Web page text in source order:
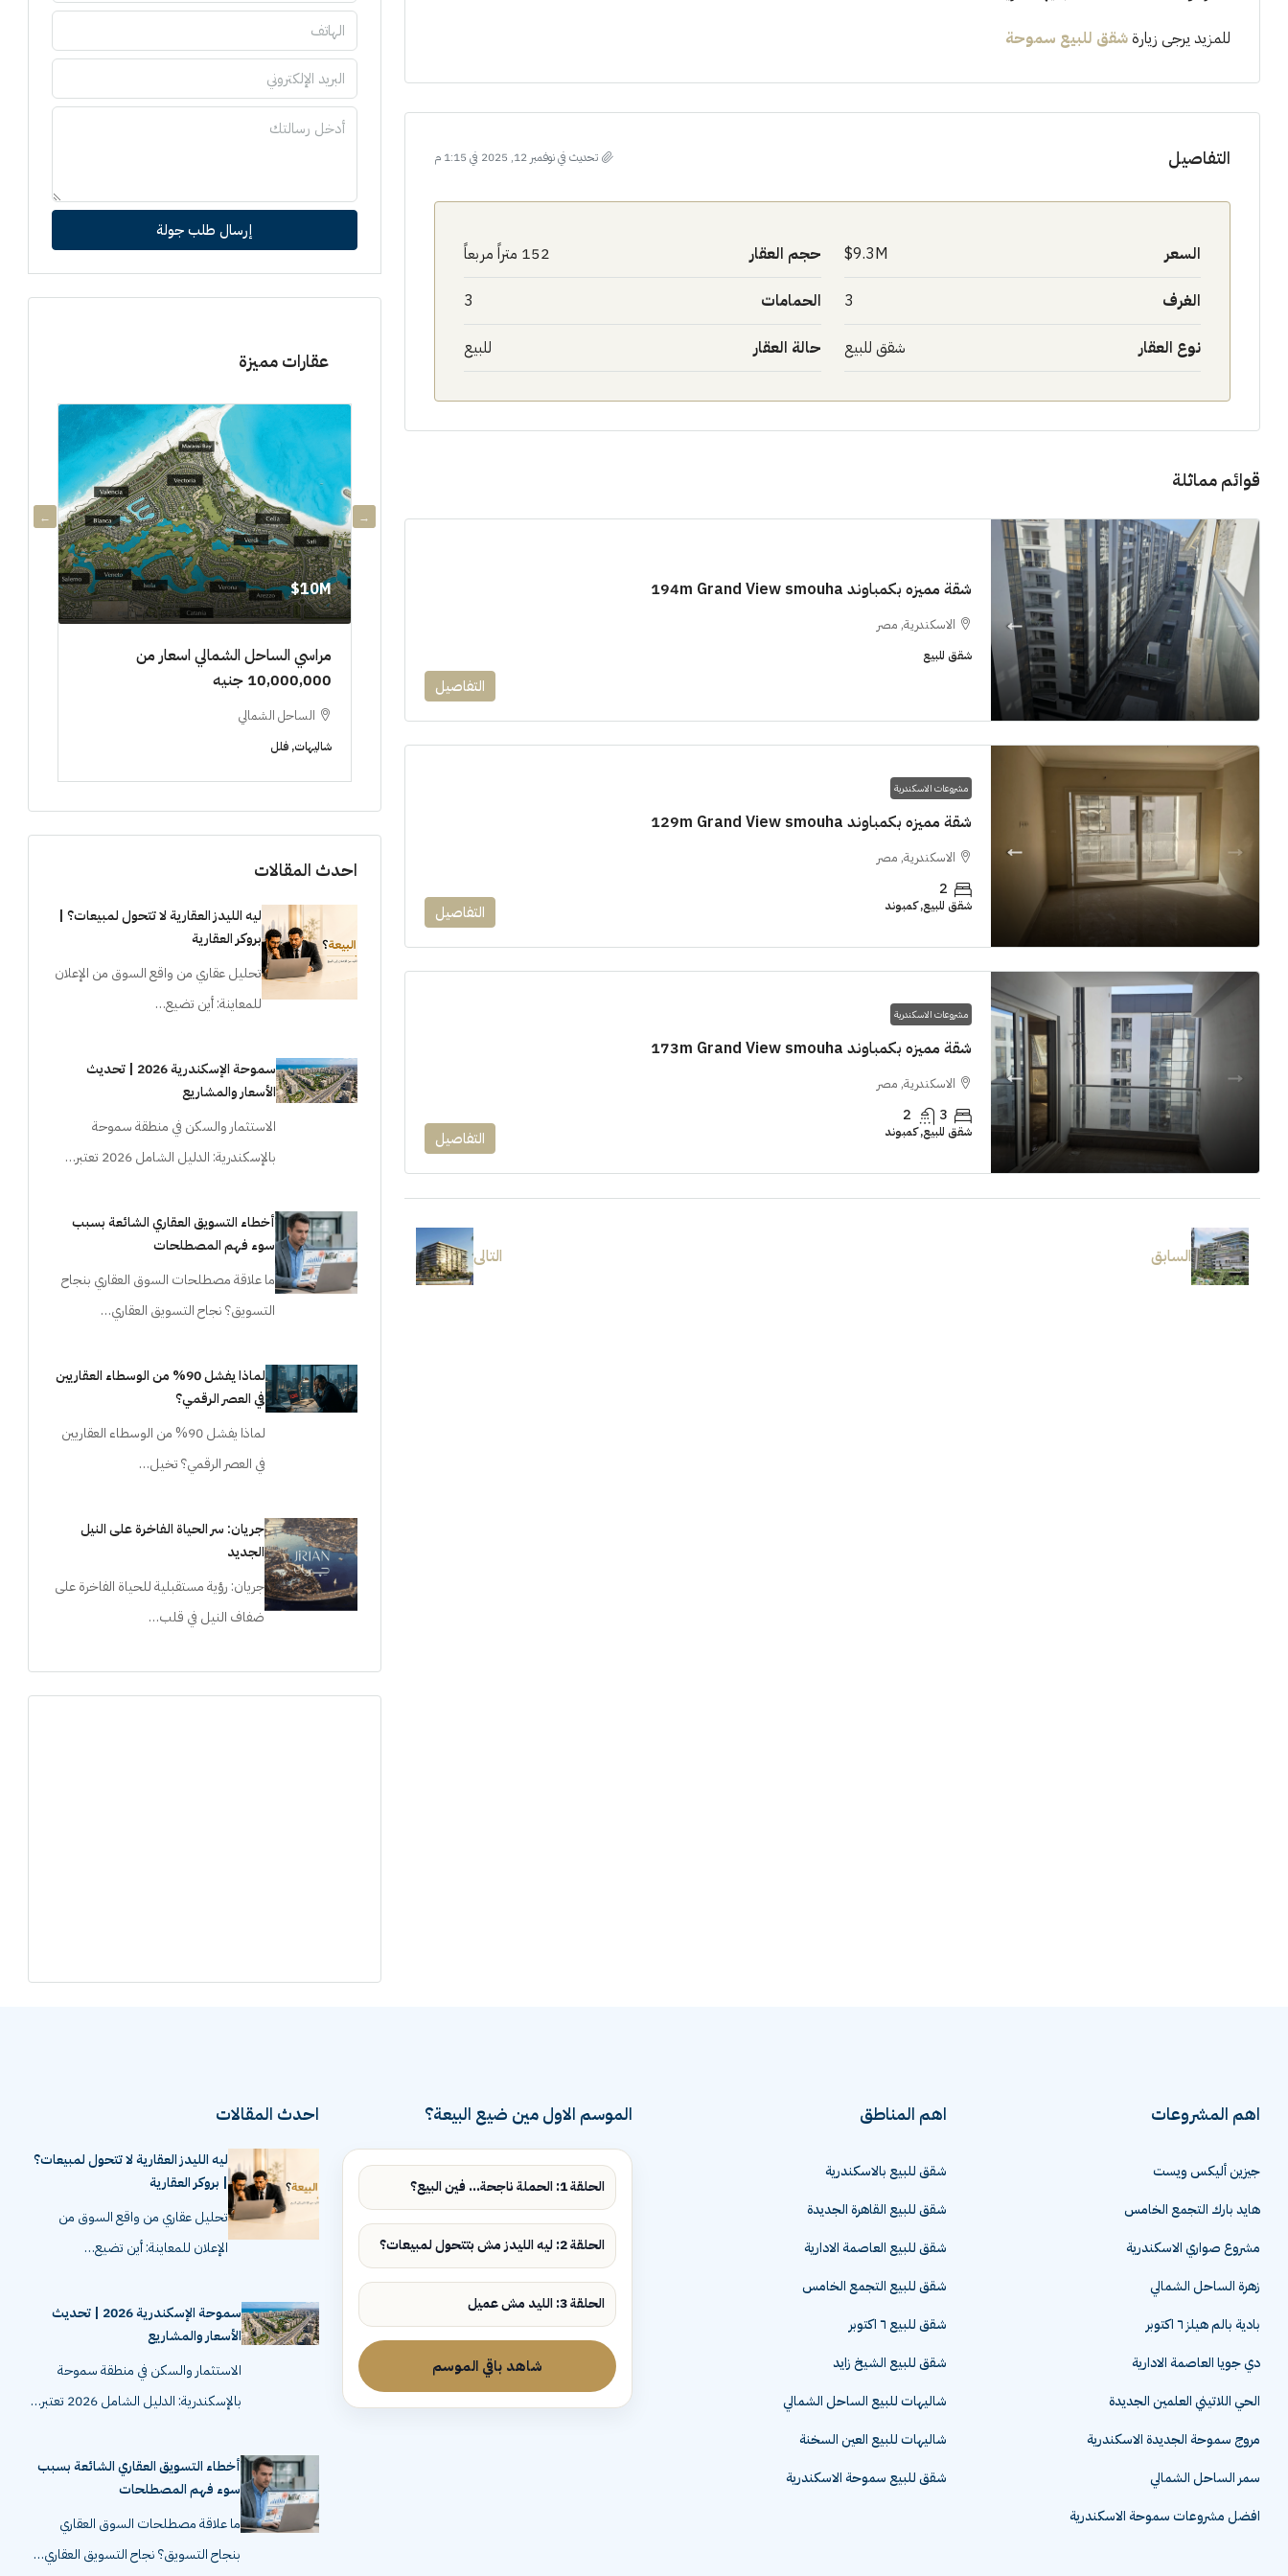
للمزيد يرجى زيارةشقق للبيع سموحة
التفاصيل تحديث في نوفمبر 12, 2025 في 1:15 م
السعر 9.3M$ حجم العقار 152 متراً مربعاً
الغرف 3 الحمامات 3
نوع العقار شقق للبيع حالة العقار للبيع
قوائم مماثلة
شقة مميزه بكمباوند 194m Grand View smouha
الاسكندرية, مصر
شقق للبيع
التفاصيل
مشروعات الاسكندرية
شقة مميزه بكمباوند 129m Grand View smouha
الاسكندرية, مصر
2
شقق للبيع, كمبوند التفاصيل
مشروعات الاسكندرية
شقة مميزه بكمباوند 173m Grand View smouha
الاسكندرية, مصر
3
2
شقق للبيع, كمبوند التفاصيل
السابق التالى
إرسال طلب جولة
عقارات مميزة
١٧٥٠٠٠٠
دي جويا ٣ العاصمة الادارية ادفع ١٠%
وقسط حتي ١٠ سنوات ( عاين وحدتك)
العاصمة الادارية
شقق للبيع, كمبوند
3.8M$
ستوديو, شاليهات
10M$
مراسي الساحل الشمالي اسعار من
10,000,000 جنيه
الساحل الشمالي
شاليهات, فلل
احدث المقالات
ليه الليدز العقارية لا تتحول لمبيعات؟ |
بروكر العقارية
تحليل عقاري من واقع السوق من الإعلان
للمعاينة: أين تضيع…
سموحة الإسكندرية 2026 | تحديث
الأسعار والمشاريع
الاستثمار والسكن في منطقة سموحة
بالإسكندرية: الدليل الشامل 2026 تعتبر…
أخطاء التسويق العقاري الشائعة بسبب
سوء فهم المصطلحات
ما علاقة مصطلحات السوق العقاري بنجاح
التسويق؟ نجاح التسويق العقاري…
لماذا يفشل 90% من الوسطاء العقاريين
في العصر الرقمي؟
لماذا يفشل 90% من الوسطاء العقاريين
في العصر الرقمي؟ تخيل…
جريان: سر الحياة الفاخرة على النيل
الجديد
جريان: رؤية مستقبلية للحياة الفاخرة على
ضفاف النيل في قلب…
اهم المشروعات
جيزين أليكس ويست
هايد بارك التجمع الخامس
مشروع صواري الاسكندرية
زهرة الساحل الشمالي
بادية بالم هيلز ٦ اكتوبر
دي جويا العاصمة الادارية
الحي اللاتيني العلمين الجديدة
مروج سموحة الجديدة الاسكندرية
سمر الساحل الشمالي
افضل مشروعات سموحة الاسكندرية
اهم المناطق
شقق للبيع بالاسكندرية
شقق للبيع القاهرة الجديدة
شقق للبيع العاصمة الادارية
شقق للبيع التجمع الخامس
شقق للبيع ٦ اكتوبر
شقق للبيع الشيخ زايد
شاليهات للبيع الساحل الشمالي
شاليهات للبيع العين السخنة
شقق للبيع سموحة الاسكندرية
الموسم الاول مين ضيع البيعة؟
الحلقة 1: الحملة ناجحة... فين البيع؟
الحلقة 2: ليه الليدز مش بتتحول لمبيعات؟
الحلقة 3: الليد مش عميل
شاهد باقي الموسم
احدث المقالات
ليه الليدز العقارية لا تتحول لمبيعات؟
| بروكر العقارية
تحليل عقاري من واقع السوق من
الإعلان للمعاينة: أين تضيع…
سموحة الإسكندرية 2026 | تحديث
الأسعار والمشاريع
الاستثمار والسكن في منطقة سموحة
بالإسكندرية: الدليل الشامل 2026 تعتبر…
أخطاء التسويق العقاري الشائعة بسبب
سوء فهم المصطلحات
ما علاقة مصطلحات السوق العقاري
بنجاح التسويق؟ نجاح التسويق العقاري…